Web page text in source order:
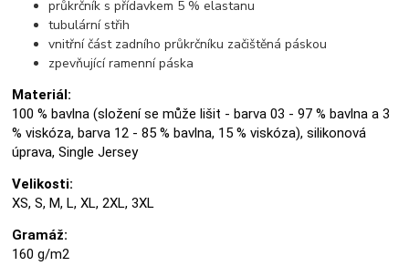
průkrčník s přídavkem 5 % elastanu
tubulární střih
vnitřní část zadního průkrčníku začištěná páskou
zpevňující ramenní páska
Materiál:
100 % bavlna (složení se může lišit - barva 03 - 97 % bavlna a 3
% viskóza, barva 12 - 85 % bavlna, 15 % viskóza), silikonová
úprava, Single Jersey
Velikosti:
XS, S, M, L, XL, 2XL, 3XL
Gramáž:
160 g/m2